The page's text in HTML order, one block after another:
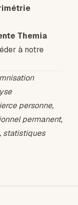
Themia
à notre
personne,
permanent,
statistiques